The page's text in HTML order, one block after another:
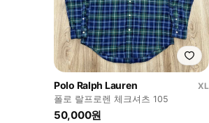
Polo Ralph Lauren
XL
폴로 랄프로렌 체크셔츠 105
50,000원